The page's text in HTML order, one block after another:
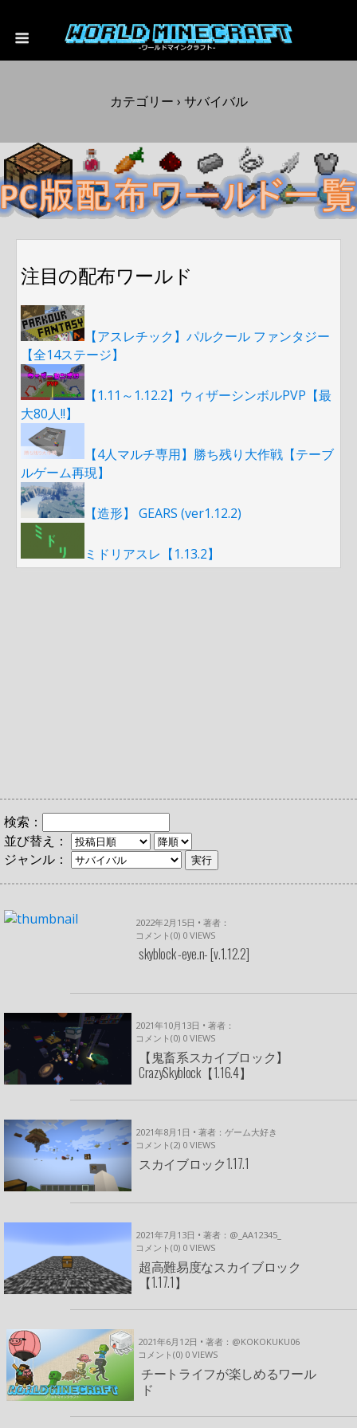
カテゴリー › サバイバル
注目の配布ワールド
【アスレチック】パルクール ファンタジー
【全14ステージ】
【1.11～1.12.2】ウィザーシンボルPVP【最
大80人!!】
【4人マルチ専用】勝ち残り大作戦【テーブ
ルゲーム再現】
【造形】 GEARS (ver1.12.2)
ミドリアスレ【1.13.2】
検索：
並び替え：
ジャンル：
2022年2月15日 • 著者：
コメント(0) 0 VIEWS
skyblock -eye.n- [v.1.12.2]
2021年10月13日 • 著者：
コメント(0) 0 VIEWS
【鬼畜系スカイブロック】
CrazySkyblock【1.16.4】
2021年8月1日 • 著者：ゲーム大好き
コメント(2) 0 VIEWS
スカイブロック1.17.1
2021年7月13日 • 著者：@_AA12345_
コメント(0) 0 VIEWS
超高難易度なスカイブロック
【1.17.1】
2021年6月12日 • 著者：@KOKOKUKU06
コメント(0) 0 VIEWS
チートライフが楽しめるワール
ド